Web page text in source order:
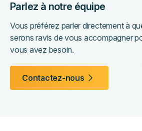
Parlez à notre équipe
Vous préférez parler directement à
serons ravis de vous accompagner
vous avez besoin.
Contactez-nous